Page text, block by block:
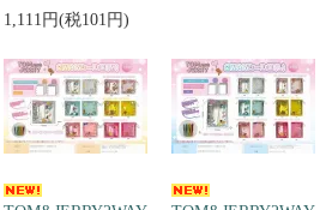
1,111円(税101円)